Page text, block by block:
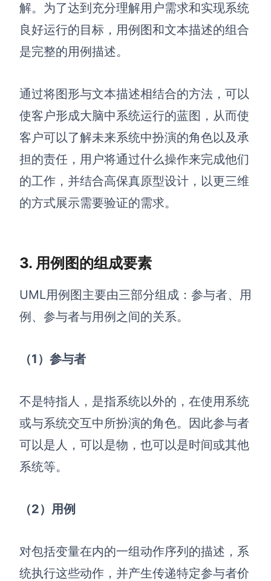
查看所有场景
AI创作
创意与绘图
AI生成流程图
AI生成组织结构图
AI生成商业画布
AI生成PEST分析
AI生成胜任力模型
AI生成价值链
AI生成Smart分析
AI生成波特五力模型
AI生成4P营销理论模型
AI对话
AI生成简历
解。为了达到充分理解用户需求和实现系统
良好运行的目标，用例图和文本描述的组合
是完整的用例描述。
通过将图形与文本描述相结合的方法，可以
使客户形成大脑中系统运行的蓝图，从而使
客户可以了解未来系统中扮演的角色以及承
担的责任，用户将通过什么操作来完成他们
的工作，并结合高保真原型设计，以更三维
的方式展示需要验证的需求。
3. 用例图的组成要素
UML用例图主要由三部分组成：参与者、用
例、参与者与用例之间的关系。
（1）参与者
不是特指人，是指系统以外的，在使用系统
或与系统交互中所扮演的角色。因此参与者
可以是人，可以是物，也可以是时间或其他
系统等。
（2）用例
对包括变量在内的一组动作序列的描述，系
统执行这些动作，并产生传递特定参与者价